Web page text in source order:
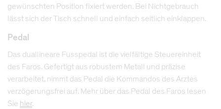
gewünschten Position fixiert werden. Bei Nichtgebrauch
lässt sich der Tisch schnell und einfach seitlich einklappen.
Pedal
Das duallineare Fusspedal ist die vielfältige Steuereinheit
des Faros. Gefertigt aus robustem Metall und präzise
verarbeitet, nimmt das Pedal die Kommandos des Arztes
verzögerungsfrei auf. Mehr über das Pedal des Faros lesen
Sie hier.